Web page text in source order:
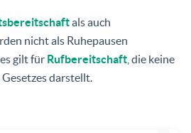
als auch
nicht als Ruhepausen
gilt für Rufbereitschaft , die keine
darstellt.